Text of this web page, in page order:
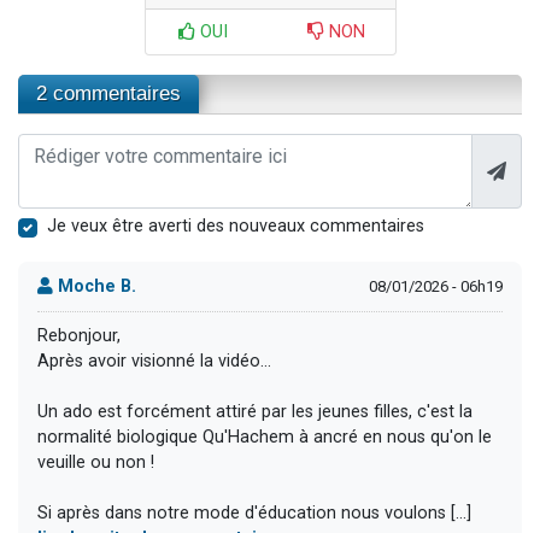
OUI NON
2 commentaires
Je veux être averti des nouveaux commentaires
Moche B. 08/01/2026 - 06h19
Rebonjour,
Après avoir visionné la vidéo...
Un ado est forcément attiré par les jeunes filles, c'est la
normalité biologique Qu'Hachem à ancré en nous qu'on le
veuille ou non !
Si après dans notre mode d'éducation nous voulons [...]